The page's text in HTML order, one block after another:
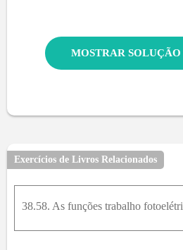
Exercícios de Livros Relacionados